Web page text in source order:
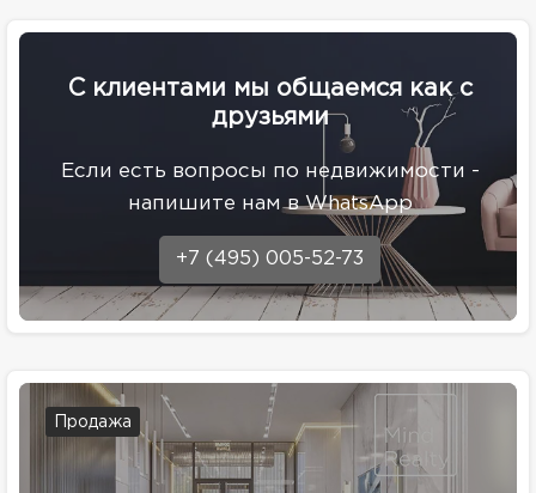
С клиентами мы общаемся как с
друзьями
Eсли есть вопросы по недвижимости -
напишите нам в WhatsApp
+7 (495) 005-52-73
Продажа